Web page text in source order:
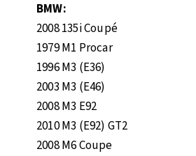
BMW:
2008 135i Coupé
1979 M1 Procar
1996 M3 (E36)
2003 M3 (E46)
2008 M3 E92
2010 M3 (E92) GT2
2008 M6 Coupe